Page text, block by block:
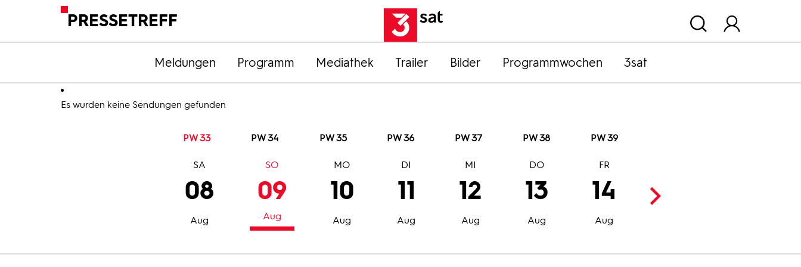
PRESSETREFF
Meldungen Programm Mediathek Trailer Bilder Programmwochen 3sat
Es wurden keine Sendungen gefunden
PW 33 PW 34 PW 35 PW 36 PW 37 PW 38 PW 39
08
Aug
SA
09
Aug
SO
10
Aug
MO
11
Aug
DI
12
Aug
MI
13
Aug
DO
14
Aug
FR
15